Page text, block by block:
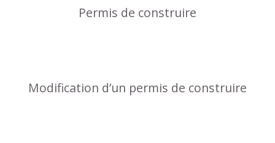
Permis de construire
Modification d’un permis de construire